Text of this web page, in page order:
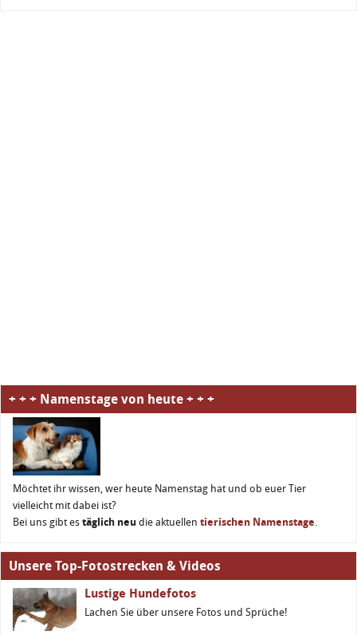
+ + + Namenstage von heute + + +
Möchtet ihr wissen, wer heute Namenstag hat und ob euer Tier
vielleicht mit dabei ist?
Bei uns gibt es täglich neu die aktuellen tierischen Namenstage.
Unsere Top-Fotostrecken & Videos
Lustige Hundefotos
Lachen Sie über unsere Fotos und Sprüche!